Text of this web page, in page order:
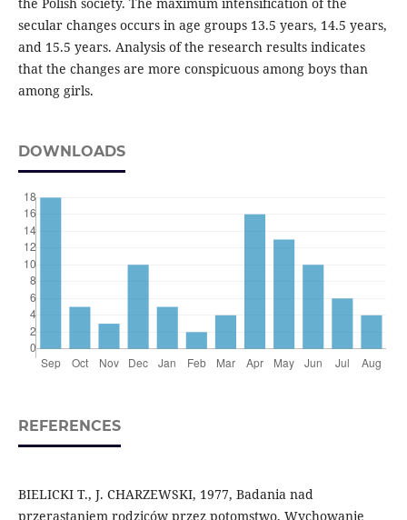
secular changes occurs in age groups 13.5 years, 14.5 years,
and 15.5 years. Analysis of the research results indicates
that the changes are more conspicuous among boys than
among girls.
DOWNLOADS
REFERENCES
BIELICKI T., J. CHARZEWSKI, 1977, Badania nad
przerastaniem rodziców przez potomstwo, Wychowanie